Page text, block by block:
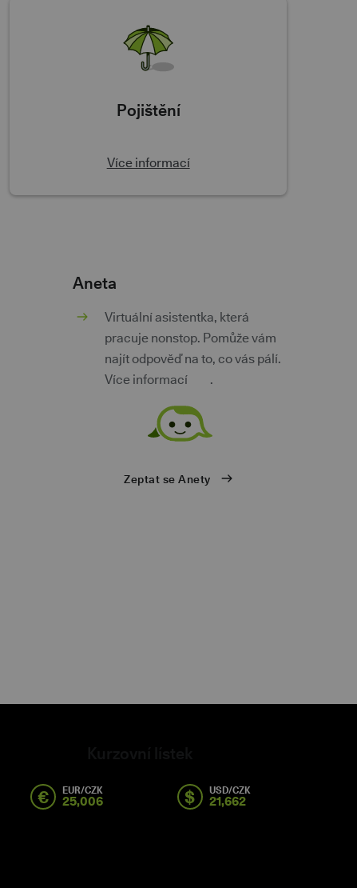
Pojištění
Více informací
Aneta
Virtuální asistentka, která
pracuje nonstop. Pomůže vám
najít odpověď na to, co vás pálí.
Více informací
.
Zeptat se Anety
€ EUR/CZK
25,006 $ USD/CZK
21,662